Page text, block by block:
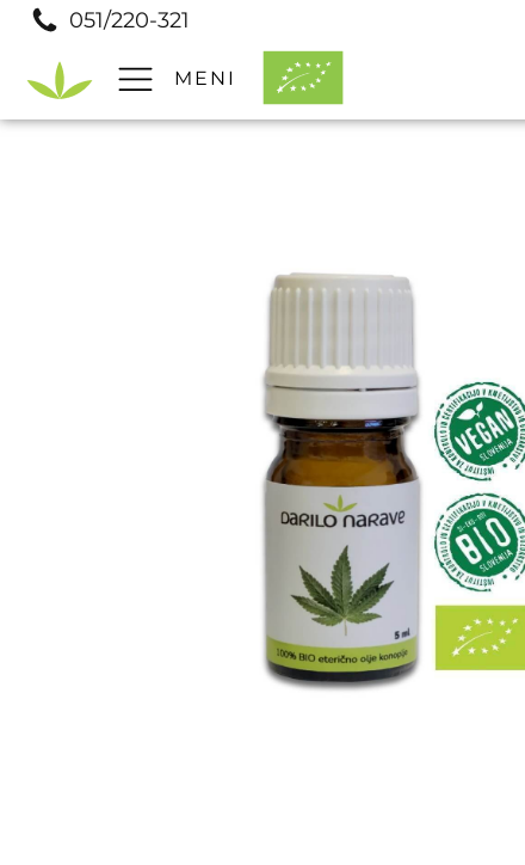
051/220-321
MENI